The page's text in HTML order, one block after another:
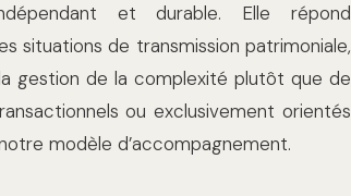
et durable. Elle répond
situations de transmission patrimoniale,
gestion de la complexité plutôt que de
ou exclusivement orientés
modèle d’accompagnement.